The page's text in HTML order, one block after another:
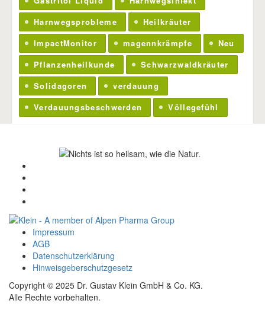
Harnwegsprobleme
Heilkräuter
ImpactMonitor
magennkrämpfe
Neu
Pflanzenheilkunde
Schwarzwaldkräuter
Solidagoren
verdauung
Verdauungsbeschwerden
Völlegefühl
Impressum
AGB
Datenschutzerklärung
Hinweisgeberschutzgesetz
Copyright © 2025 Dr. Gustav Klein GmbH & Co. KG.
Alle Rechte vorbehalten.